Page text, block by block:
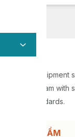
Line
modern equipment
ice cream with
standards.
SẢN PHẨM